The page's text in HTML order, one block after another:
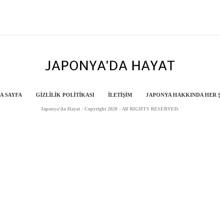
SAYFA GIZLILIK POLITIKASI İLETIŞIM JAPONYA HAKKINDA HER
Japonya'da Hayat - Copyright 2020 - All RIGHTS RESERVED.